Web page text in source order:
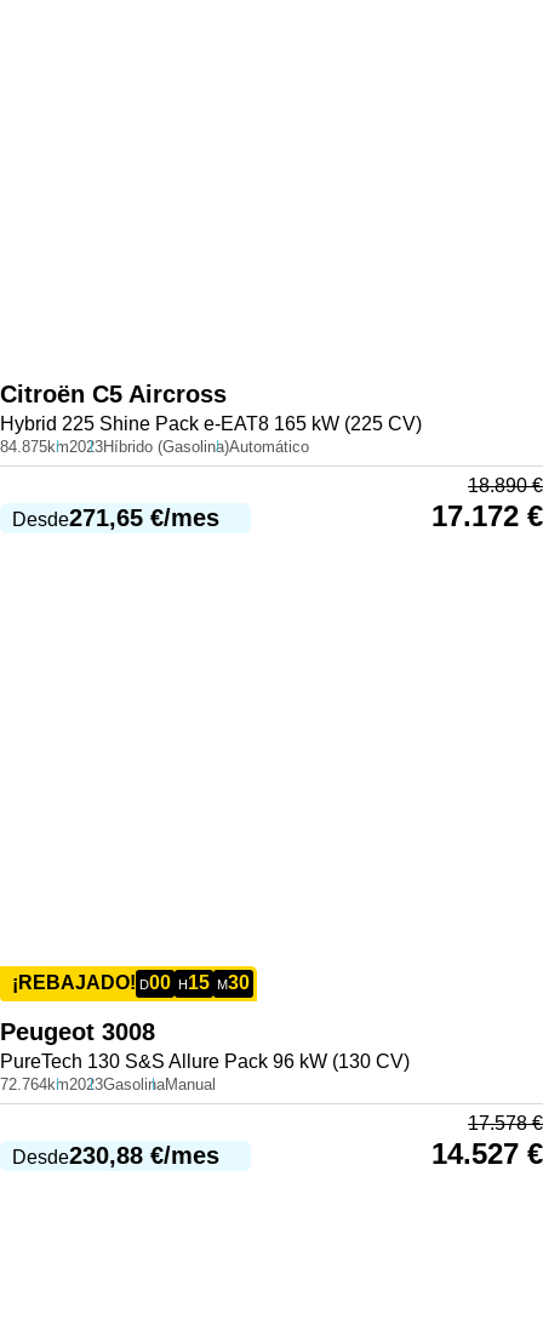
Citroën C5 Aircross
Hybrid 225 Shine Pack e-EAT8 165 kW (225 CV)
84.875km2023Híbrido (Gasolina)Automático
Desde271,65 €/mes
18.890€
17.172 €
¡REBAJADO! D00 H15 M30
Peugeot 3008
PureTech 130 S&S Allure Pack 96 kW (130 CV)
72.764km2023GasolinaManual
Desde230,88 €/mes
17.578€
14.527 €